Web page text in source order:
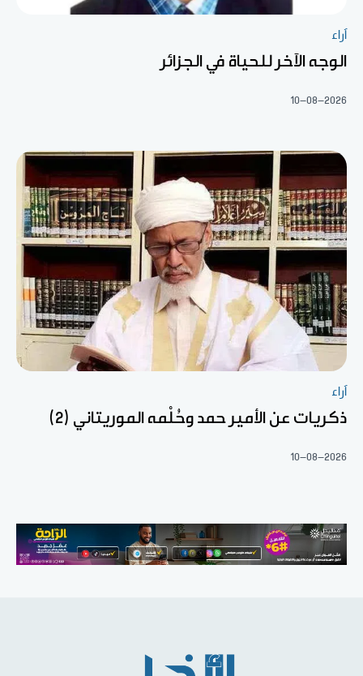
آراء
الوجه الآخر للحياة في الجزائر
10-08-2026
آراء
ذكريات عن الأمير حمد وحُلْمه الموريتاني (2)
10-08-2026